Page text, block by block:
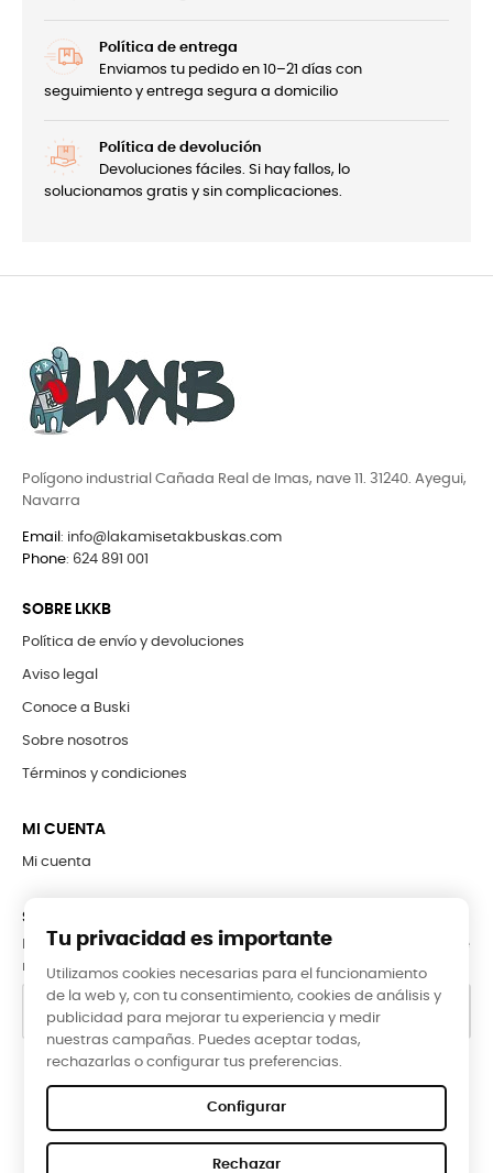
Política de entrega
Enviamos tu pedido en 10–21 días con
seguimiento y entrega segura a domicilio
Política de devolución
Devoluciones fáciles. Si hay fallos, lo
solucionamos gratis y sin complicaciones.
Polígono industrial Cañada Real de Imas, nave 11. 31240. Ayegui,
Navarra
Email : info@lakamisetakbuskas.com
Phone: 624 891 001
SOBRE LKKB
Política de envío y devoluciones
Aviso legal
Conoce a Buski
Sobre nosotros
Términos y condiciones
MI CUENTA
Mi cuenta
SUBCRÍBETE A LA NEWSLETTER
Puede darse de baja en cualquier momento. Para ello, consulte
nuestra información de contacto en el aviso legal.
Google Reviews
★★★★★
Tu privacidad es importante
Utilizamos cookies necesarias para el funcionamiento
de la web y, con tu consentimiento, cookies de análisis y
publicidad para mejorar tu experiencia y medir
nuestras campañas. Puedes aceptar todas,
rechazarlas o configurar tus preferencias.
Configurar
Rechazar